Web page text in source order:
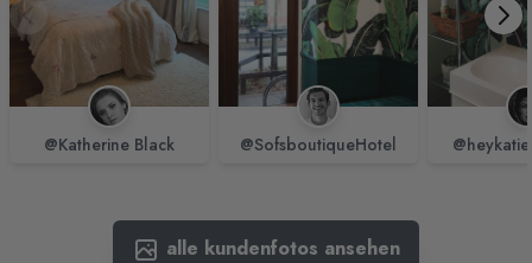
@Katherine Black @SofsboutiqueHotel
alle kundenfotos ansehen